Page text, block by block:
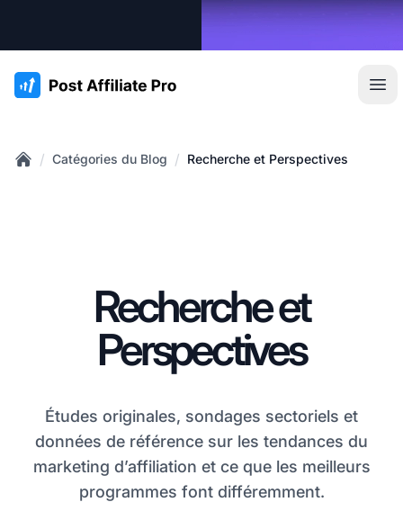
:site.title
/ Catégories du Blog / Recherche et Perspectives
Recherche et
Perspectives
Études originales, sondages sectoriels et
données de référence sur les tendances du
marketing d’affiliation et ce que les meilleurs
programmes font différemment.